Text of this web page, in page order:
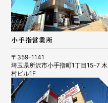
小手指営業所
〒359-1141
埼玉県所沢市小手指町1丁目15-7 木
村ビル1F